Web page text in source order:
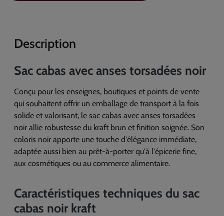
Description
Sac cabas avec anses torsadées noir
Conçu pour les enseignes, boutiques et points de vente
qui souhaitent offrir un emballage de transport à la fois
solide et valorisant, le sac cabas avec anses torsadées
noir allie robustesse du kraft brun et finition soignée. Son
coloris noir apporte une touche d'élégance immédiate,
adaptée aussi bien au prêt-à-porter qu'à l'épicerie fine,
aux cosmétiques ou au commerce alimentaire.
Caractéristiques techniques du sac
cabas noir kraft